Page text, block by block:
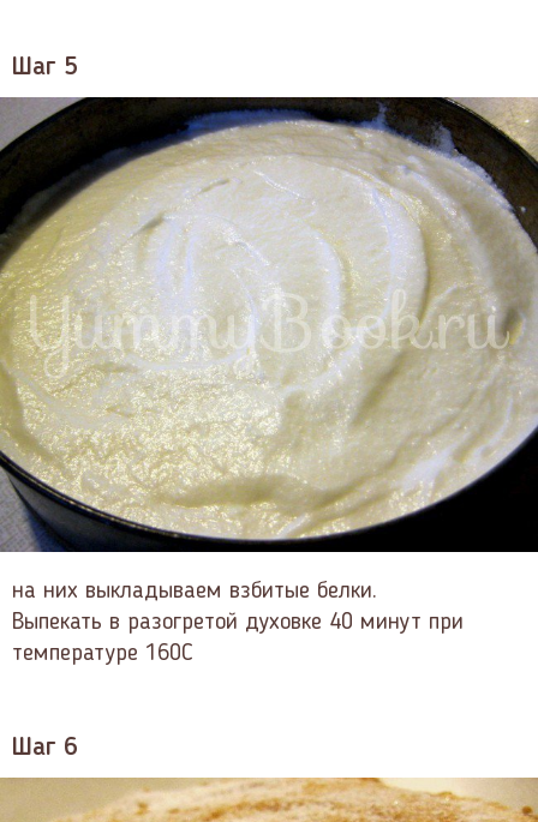
Шаг 5
на них выкладываем взбитые белки.
Выпекать в разогретой духовке 40 минут при
температуре 160С
Шаг 6